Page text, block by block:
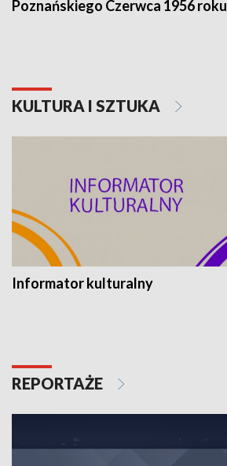
Poznańskiego Czerwca 1956 roku
KULTURA I SZTUKA
Informator kulturalny
REPORTAŻE